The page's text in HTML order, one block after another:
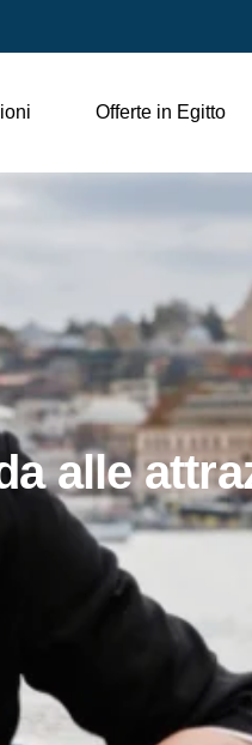
Offerte in Egitto
alle